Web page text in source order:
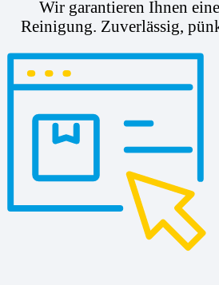
Wir garantieren Ihnen
Reinigung. Zuverlässig,